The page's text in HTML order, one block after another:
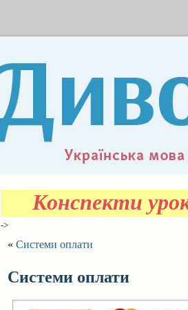
Конспекти
->
« Системи оплати
Системи оплати